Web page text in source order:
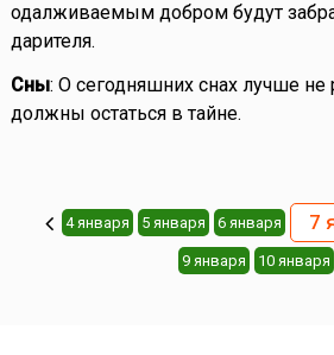
одалживаемым добром будут
дарителя.
Сны: О сегодняшних снах лучше не
должны остаться в тайне.
4 января 5 января 6 января 7
9 января 10 января